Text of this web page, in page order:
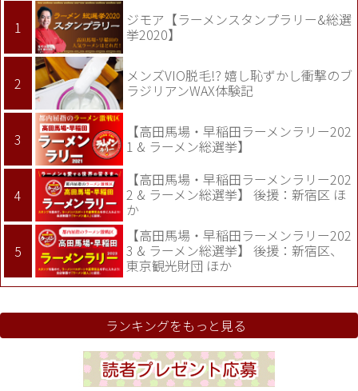
ジモア【ラーメンスタンプラリー&総選
挙2020】
メンズVIO脱毛!? 嬉し恥ずかし衝撃のブ
ラジリアンWAX体験記
【高田馬場・早稲田ラーメンラリー202
1 & ラーメン総選挙】
【高田馬場・早稲田ラーメンラリー202
2 & ラーメン総選挙】 後援：新宿区 ほ
か
【高田馬場・早稲田ラーメンラリー202
3 & ラーメン総選挙】 後援：新宿区、
東京観光財団 ほか
ランキングをもっと見る